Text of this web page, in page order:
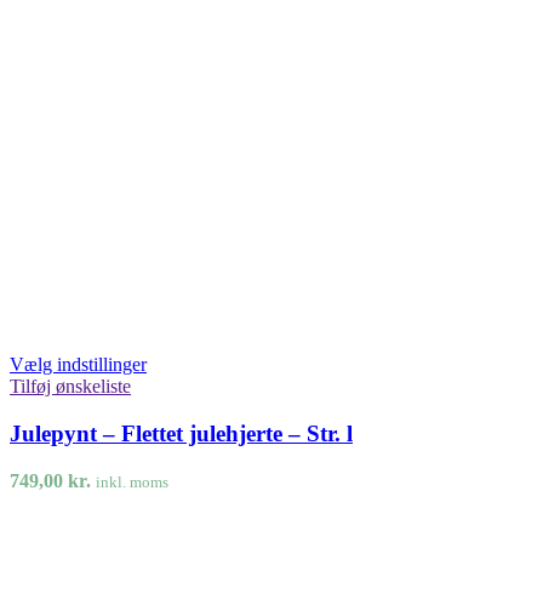
Vælg indstillinger
Tilføj ønskeliste
Julepynt – Flettet julehjerte – Str. l
749,00 kr. inkl. moms